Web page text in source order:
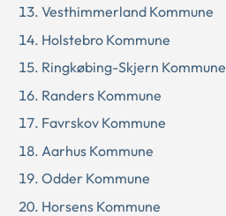
Vesthimmerland Kommune
Holstebro Kommune
Ringkøbing-Skjern Kommune
Randers Kommune
Favrskov Kommune
Aarhus Kommune
Odder Kommune
Horsens Kommune